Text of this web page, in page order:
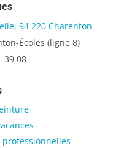
94 220 Charenton
Écoles (ligne 8)
39 08
professionnelles